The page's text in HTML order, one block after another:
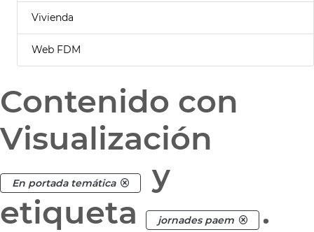
Vivienda
Web FDM
Contenido con
Visualización
En portada temática
y
etiqueta
jornades paem .